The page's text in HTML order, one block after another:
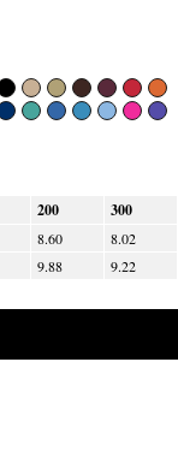
200 300
8.60
8.02
9.88 9.22